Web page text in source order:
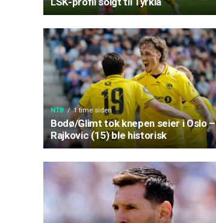
NTB 1 time siden
Bodø/Glimt tok knepen seier i Oslo –
Rajkovic (15) ble historisk